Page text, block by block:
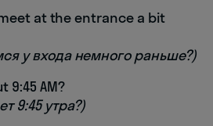
at the entrance a bit
у входа немного раньше?)
9:45 AM?
9:45 утра?)